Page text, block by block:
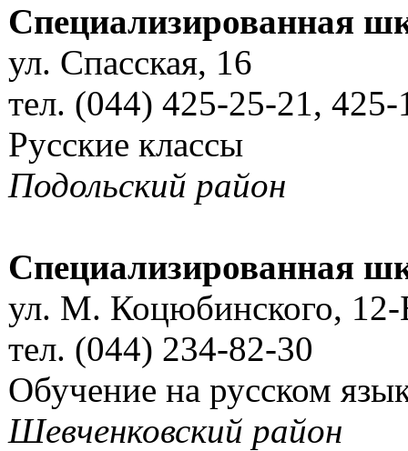
Специализированная
ул. Спасская, 16
тел. (044) 425-25-21, 425-
Русские классы
Подольский район
Специализированная
ул. М. Коцюбинского, 12-
тел. (044) 234-82-30
Обучение на русском
Шевченковский район